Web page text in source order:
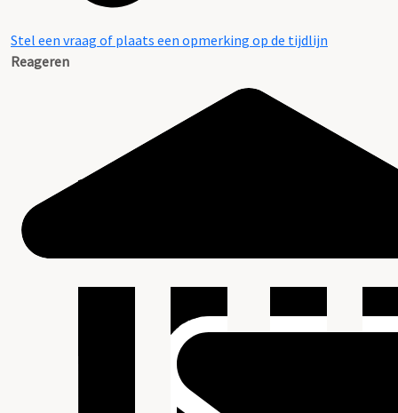
Stel een vraag of plaats een opmerking op de tijdlijn
Reageren